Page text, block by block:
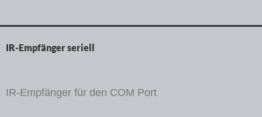
IR-Empfänger seriell
IR-Empfänger für den COM Port